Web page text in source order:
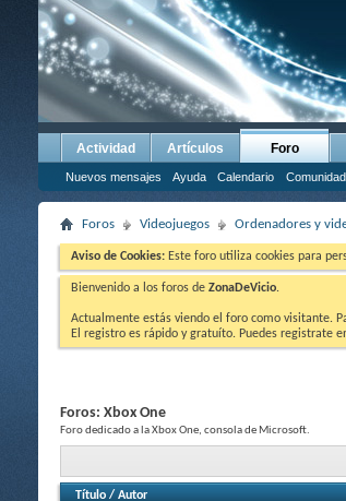
Actividad Artículos Foro
Nuevos mensajes Ayuda Calendario Comunidad
Foros Videojuegos Ordenadores y
Aviso de Cookies: Este foro utiliza cookies para
Bienvenido a los foros de ZonaDeVicio.
Actualmente estás viendo el foro como visitante.
El registro es rápido y gratuíto. Puedes registrate
Foros: Xbox One
Foro dedicado a la Xbox One, consola de Microsoft.
Título / Autor